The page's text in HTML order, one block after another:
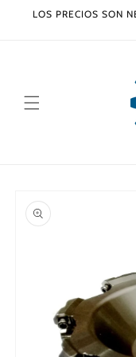
directamente
LOS PRECIOS SON
a la
información